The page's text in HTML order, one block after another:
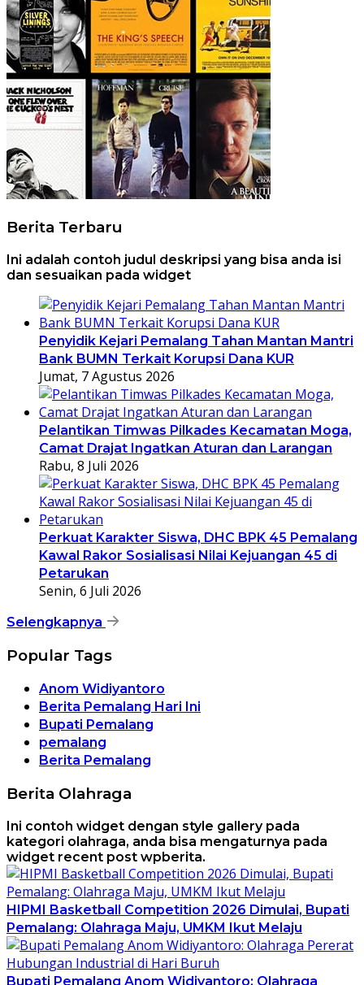
Berita Terbaru
Ini adalah contoh judul deskripsi yang bisa anda isi
dan sesuaikan pada widget
Penyidik Kejari Pemalang Tahan Mantan Mantri
Bank BUMN Terkait Korupsi Dana KUR
Jumat, 7 Agustus 2026
Pelantikan Timwas Pilkades Kecamatan Moga,
Camat Drajat Ingatkan Aturan dan Larangan
Rabu, 8 Juli 2026
Perkuat Karakter Siswa, DHC BPK 45 Pemalang
Kawal Rakor Sosialisasi Nilai Kejuangan 45 di
Petarukan
Senin, 6 Juli 2026
Selengkapnya
Popular Tags
Anom Widiyantoro
Berita Pemalang Hari Ini
Bupati Pemalang
pemalang
Berita Pemalang
Berita Olahraga
Ini contoh widget dengan style gallery pada
kategori olahraga, anda bisa mengaturnya pada
widget recent post wpberita.
HIPMI Basketball Competition 2026 Dimulai, Bupati
Pemalang: Olahraga Maju, UMKM Ikut Melaju
Bupati Pemalang Anom Widiyantoro: Olahraga